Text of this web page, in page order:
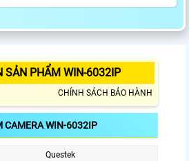
SẢN PHẨM WIN-6032IP
CHÍNH SÁCH BẢO HÀNH
CAMERA WIN-6032IP
Questek